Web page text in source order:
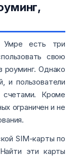
Умре есть три
свою
роуминг. Однако
и пользователи
счетами. Кроме
ограничен и не
SIM-карты по
эти карты